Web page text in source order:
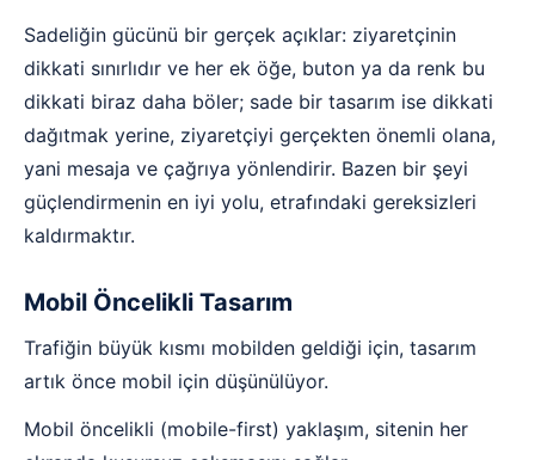
Sadeliğin gücünü bir gerçek açıklar: ziyaretçinin
dikkati sınırlıdır ve her ek öğe, buton ya da renk bu
dikkati biraz daha böler; sade bir tasarım ise dikkati
dağıtmak yerine, ziyaretçiyi gerçekten önemli olana,
yani mesaja ve çağrıya yönlendirir. Bazen bir şeyi
güçlendirmenin en iyi yolu, etrafındaki gereksizleri
kaldırmaktır.
Mobil Öncelikli Tasarım
Trafiğin büyük kısmı mobilden geldiği için, tasarım
artık önce mobil için düşünülüyor.
Mobil öncelikli (mobile-first) yaklaşım, sitenin her